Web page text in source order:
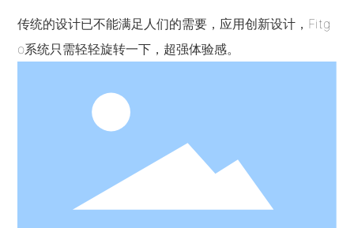
传统的设计已不能满足人们的需要，应用创新设计，Fitg
o系统只需轻轻旋转一下，超强体验感。